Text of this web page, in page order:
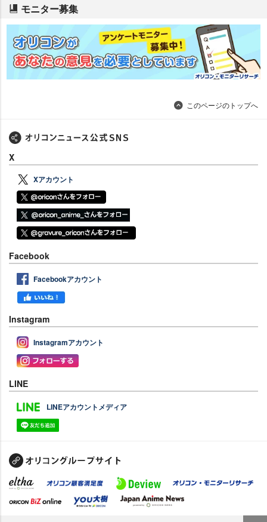
モニター募集
このページのトップへ
X
Xアカウント
Facebook
Facebookアカウント
Instagram
Instagramアカウント
LINE
LINEアカウントメディア